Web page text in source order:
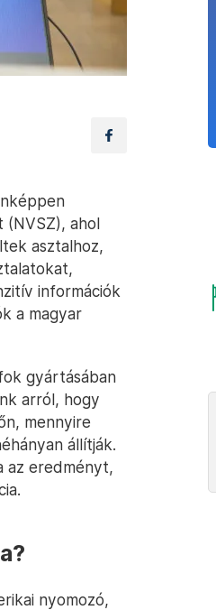
(NVSZ), ahol
asztalhoz,
információk
a magyar
gyártásában
arról, hogy
mennyire
állítják.
az eredményt,
nyomozó,